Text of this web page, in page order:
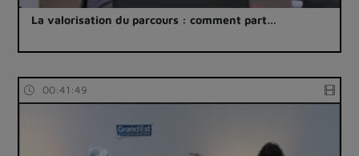
La valorisation du parcours : comment part…
00:41:49